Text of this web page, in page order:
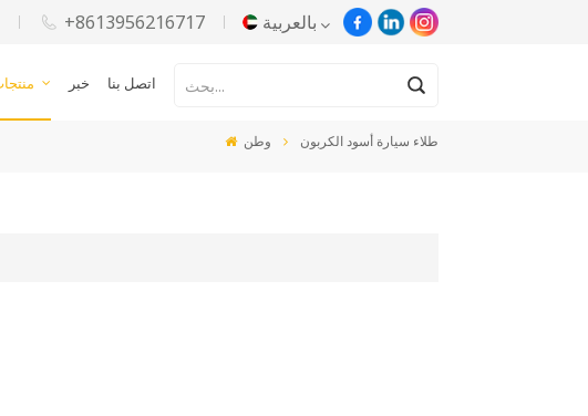
+8613956216717 بالعربية
خبر اتصل بنا
وطن طلاء سيارة أسود الكربون